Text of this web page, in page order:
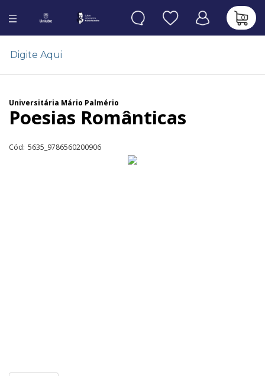
0
Universitária Mário Palmério
Poesias Românticas
Cód: 5635_9786560200906